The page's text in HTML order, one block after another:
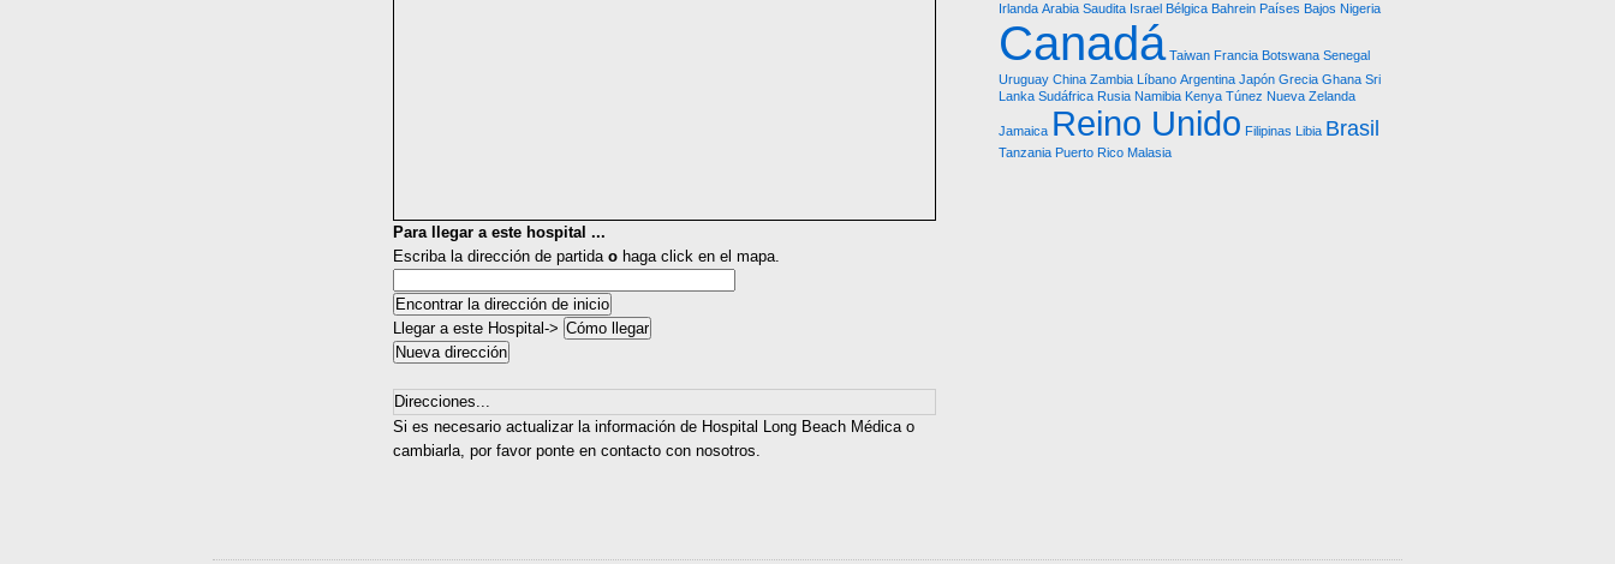
Para llegar a este hospital ...
Escriba la dirección de partida o haga click en el mapa.
Llegar a este Hospital->
Direcciones...
Si es necesario actualizar la información de Hospital Long Beach Médica o
cambiarla, por favor ponte en contacto con nosotros.
Irlanda Arabia Saudita Israel Bélgica Bahrein Países Bajos Nigeria
Canadá Taiwan Francia Botswana Senegal
Uruguay China Zambia Líbano Argentina Japón Grecia Ghana Sri
Lanka Sudáfrica Rusia Namibia Kenya Túnez Nueva Zelanda
Jamaica Reino Unido Filipinas Libia Brasil
Tanzania Puerto Rico Malasia